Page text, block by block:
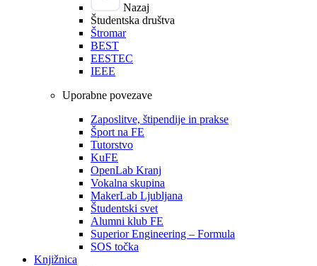
Nazaj
Študentska društva
Štromar
BEST
EESTEC
IEEE
Uporabne povezave
Zaposlitve, štipendije in prakse
Šport na FE
Tutorstvo
KuFE
OpenLab Kranj
Vokalna skupina
MakerLab Ljubljana
Študentski svet
Alumni klub FE
Superior Engineering – Formula
SOS točka
Knjižnica